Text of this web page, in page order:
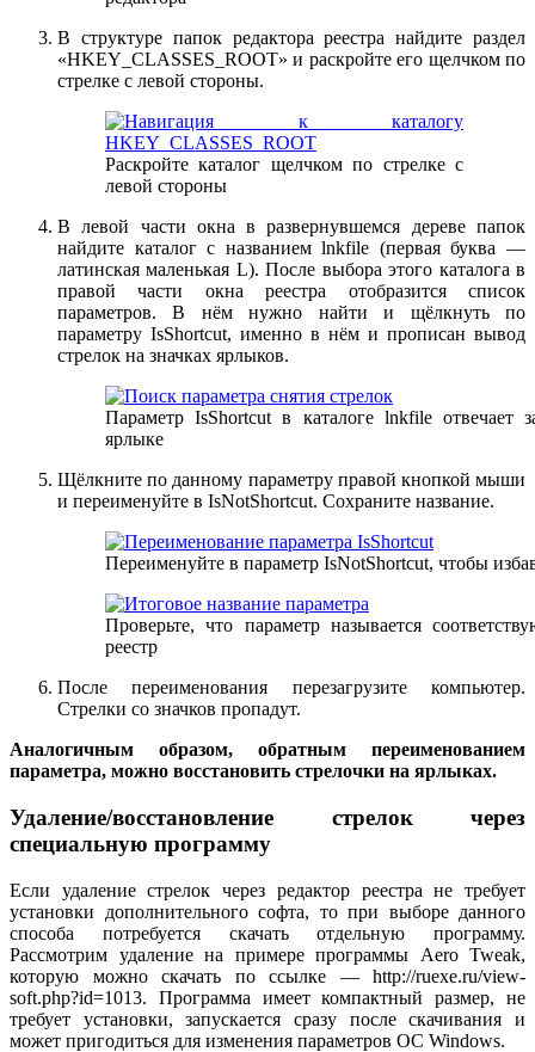
В структуре папок редактора реестра найдите раздел
«HKEY_CLASSES_ROOT» и раскройте его щелчком по
стрелке с левой стороны.
Раскройте каталог щелчком по стрелке с
левой стороны
В левой части окна в развернувшемся дереве папок
найдите каталог с названием lnkfile (первая буква —
латинская маленькая L). После выбора этого каталога в
правой части окна реестра отобразится список
параметров. В нём нужно найти и щёлкнуть по
параметру IsShortcut, именно в нём и прописан вывод
стрелок на значках ярлыков.
Параметр IsShortcut в каталоге lnkfile отвечает
ярлыке
Щёлкните по данному параметру правой кнопкой мыши
и переименуйте в IsNotShortcut. Сохраните название.
Переименуйте в параметр IsNotShortcut, чтобы
Проверьте, что параметр называется
реестр
После переименования перезагрузите компьютер.
Стрелки со значков пропадут.
Аналогичным образом, обратным переименованием
параметра, можно восстановить стрелочки на ярлыках.
Удаление/восстановление стрелок через
специальную программу
Если удаление стрелок через редактор реестра не требует
установки дополнительного софта, то при выборе данного
способа потребуется скачать отдельную программу.
Рассмотрим удаление на примере программы Aero Tweak,
которую можно скачать по ссылке — http://ruexe.ru/view-
soft.php?id=1013. Программа имеет компактный размер, не
требует установки, запускается сразу после скачивания и
может пригодиться для изменения параметров ОС Windows.